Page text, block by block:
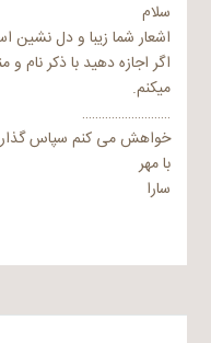
سلام
اشعار شما زیبا و دل نشین
اگر اجازه دهید با ذکر نام
میکنم.
………………………
خواهش می کنم سپاس
با مهر
سارا